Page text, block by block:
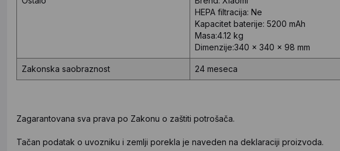
HEPA filtracija: Ne
Kapacitet baterije: 5200 mAh
Masa:4.12 kg
Dimenzije:340 x 340 x 98 mm
Zakonska saobraznost 24 meseca
Zagarantovana sva prava po Zakonu o zaštiti potrošača.
Tačan podatak o uvozniku i zemlji porekla je naveden na deklaraciji proizvoda.